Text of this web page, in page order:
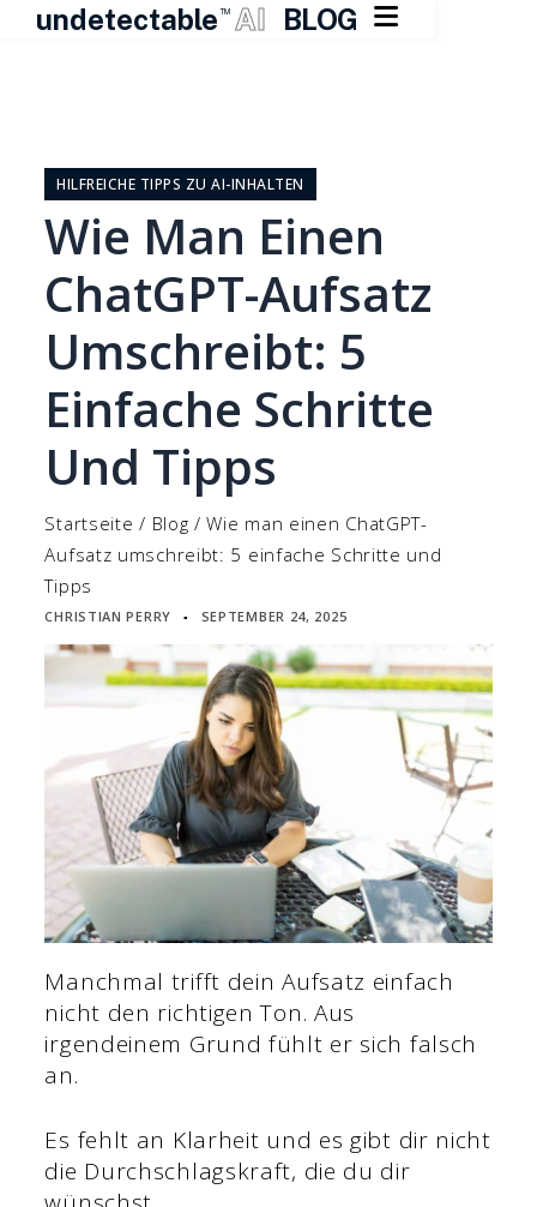
undetectable TM AI BLOG 
springenHILFREICHE TIPPS ZU AI-INHALTEN
Wie Man Einen
ChatGPT-Aufsatz
Umschreibt: 5
Einfache Schritte
Und Tipps
Startseite / Blog /Wie man einen ChatGPT-
Aufsatz umschreibt: 5 einfache Schritte und
Tipps
CHRISTIAN PERRY ▪ SEPTEMBER 24, 2025
Manchmal trifft dein Aufsatz einfach
nicht den richtigen Ton. Aus
irgendeinem Grund fühlt er sich falsch
an.
Es fehlt an Klarheit und es gibt dir nicht
die Durchschlagskraft, die du dir